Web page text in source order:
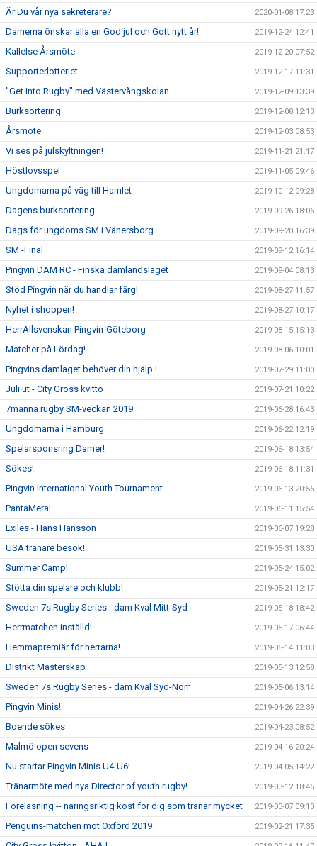
Är Du vår nya sekreterare? 2020-01-08 17:23
Damerna önskar alla en God jul och Gott nytt år! 2019-12-24 12:41
Kallelse Årsmöte 2019-12-20 07:52
Supporterlotteriet 2019-12-17 11:31
"Get into Rugby" med Västervångskolan 2019-12-09 13:39
Burksortering 2019-12-08 12:13
Årsmöte 2019-12-03 08:53
Vi ses på julskyltningen! 2019-11-21 21:17
Höstlovsspel 2019-11-05 09:46
Ungdomarna på väg till Hamlet 2019-10-12 09:28
Dagens burksortering 2019-09-26 18:06
Dags för ungdoms SM i Vänersborg 2019-09-20 16:39
SM -Final 2019-09-12 16:14
Pingvin DAM RC - Finska damlandslaget 2019-09-04 08:13
Stöd Pingvin när du handlar färg! 2019-08-27 11:57
Nyhet i shoppen! 2019-08-27 10:17
HerrAllsvenskan Pingvin-Göteborg 2019-08-15 15:13
Matcher på Lördag! 2019-08-06 10:01
Pingvins damlaget behöver din hjälp ! 2019-07-29 11:00
Juli ut - City Gross kvitto 2019-07-21 10:22
7manna rugby SM-veckan 2019 2019-06-28 16:43
Ungdomarna i Hamburg 2019-06-22 12:19
Spelarsponsring Damer! 2019-06-18 13:54
Sökes! 2019-06-18 11:31
Pingvin International Youth Tournament 2019-06-13 20:56
PantaMera! 2019-06-11 15:54
Exiles - Hans Hansson 2019-06-07 19:28
USA tränare besök! 2019-05-31 13:30
Summer Camp! 2019-05-24 15:02
Stötta din spelare och klubb! 2019-05-21 12:17
Sweden 7s Rugby Series - dam Kval Mitt-Syd 2019-05-18 18:42
Herrmatchen inställd! 2019-05-17 06:44
Hemmapremiär för herrarna! 2019-05-14 11:03
Distrikt Mästerskap 2019-05-13 12:58
Sweden 7s Rugby Series - dam Kval Syd-Norr 2019-05-06 13:14
Pingvin Minis! 2019-04-26 22:39
Boende sökes 2019-04-23 08:52
Malmö open sevens 2019-04-16 20:24
Nu startar Pingvin Minis U4-U6! 2019-04-05 14:22
Tränarmöte med nya Director of youth rugby! 2019-03-12 18:45
Foreläsning -- näringsriktig kost för dig som tränar mycket 2019-03-07 09:10
Penguins-matchen mot Oxford 2019 2019-02-21 17:35